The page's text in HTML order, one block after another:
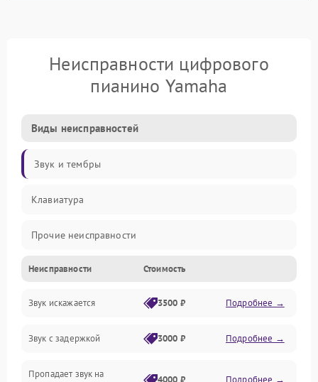
Неисправности цифрового
пианино Yamaha
Виды неисправностей
Звук и тембры
Клавиатура
Прочие неисправности
Включение и работа
Управление и электроника
Подключения и интерфейсы
Педали и стойка
Неисправности Стоимость
Звук искажается 3500 ₽ Подробнее →
Звук с задержкой 3000 ₽ Подробнее →
Пропадает звук на
4000 ₽ Подробнее →